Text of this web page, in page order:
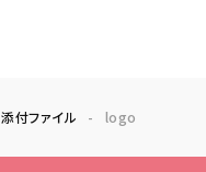
添付ファイル logo